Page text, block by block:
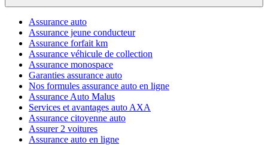
Assurance auto
Assurance jeune conducteur
Assurance forfait km
Assurance véhicule de collection
Assurance monospace
Garanties assurance auto
Nos formules assurance auto en ligne
Assurance Auto Malus
Services et avantages auto AXA
Assurance citoyenne auto
Assurer 2 voitures
Assurance auto en ligne